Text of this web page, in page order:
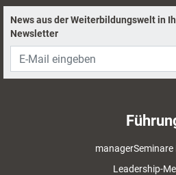
News aus der Weiterbildungswelt in
Newsletter
managerSeminare
Leadership-